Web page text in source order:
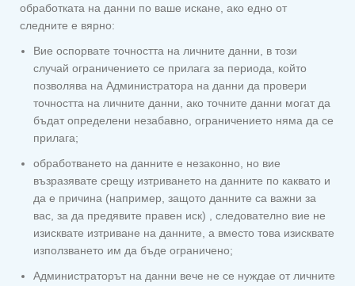
обработката на данни по ваше искане, ако едно от
следните е вярно:
Вие оспорвате точността на личните данни, в този
случай ограничението се прилага за периода, който
позволява на Администратора на данни да провери
точността на личните данни, ако точните данни могат да
бъдат определени незабавно, ограничението няма да се
прилага;
обработването на данните е незаконно, но вие
възразявате срещу изтриването на данните по каквато и
да е причина (например, защото данните са важни за
вас, за да предявите правен иск) , следователно вие не
изисквате изтриване на данните, а вместо това изисквате
използването им да бъде ограничено;
Администраторът на данни вече не се нуждае от личните